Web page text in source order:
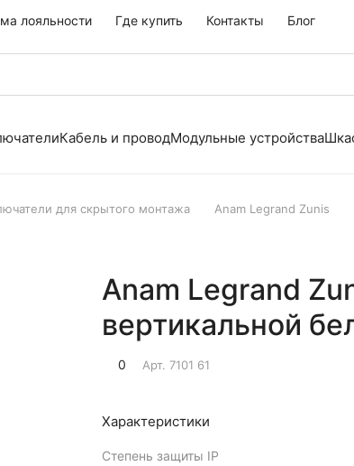
лояльности Где купить Контакты Блог
Кабель и проводМодульные устройства
для скрытого монтажа Anam Legrand Zunis
Anam Legrand
вертикальной
0 Арт. 7101 61
Характеристики
Степень защиты IP